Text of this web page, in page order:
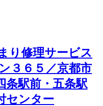
り修理サービス
３６５／京都市
条駅前・五条駅
センター